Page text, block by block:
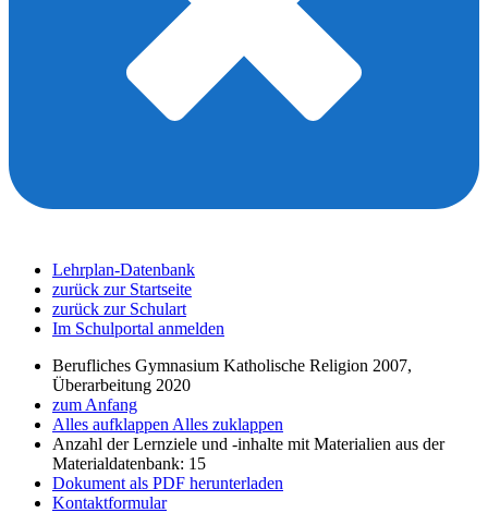
Lehrplan-Datenbank
zurück zur Startseite
zurück zur Schulart
Im Schulportal anmelden
Berufliches Gymnasium Katholische Religion 2007,
Überarbeitung 2020
zum Anfang
Alles aufklappen Alles zuklappen
Anzahl der Lernziele und -inhalte mit Materialien aus der
Materialdatenbank: 15
Dokument als PDF herunterladen
Kontaktformular